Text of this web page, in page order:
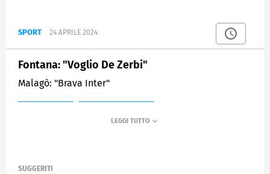
SPORT 24 APRILE 2024
Fontana: "Voglio De Zerbi"
Malagò: "Brava Inter"
SUGGERITI